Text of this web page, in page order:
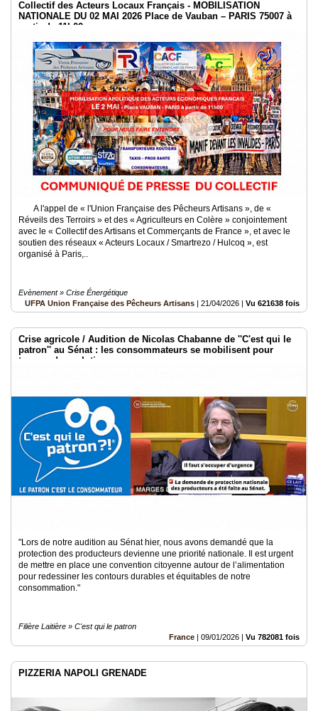
Collectif des Acteurs Locaux Français - MOBILISATION
NATIONALE DU 02 MAI 2026 Place de Vauban – PARIS 75007 à
partir de 11h00
A l'appel de « l'Union Française des Pêcheurs Artisans », de «
Réveils des Terroirs » et des « Agriculteurs en Colère » conjointement
avec le « Collectif des Artisans et Commerçants de France », et avec le
soutien des réseaux « Acteurs Locaux / Smartrezo / Hulcoq », est
organisé à Paris,..
Evènement » Crise Énergétique
UFPA Union Française des Pêcheurs Artisans | 21/04/2026 | Vu 621638 fois
Crise agricole / Audition de Nicolas Chabanne de ''C'est qui le
patron'' au Sénat : les consommateurs se mobilisent pour
trouver des solutions
"Lors de notre audition au Sénat hier, nous avons demandé que la
protection des producteurs devienne une priorité nationale. Il est urgent
de mettre en place une convention citoyenne autour de l’alimentation
pour redessiner les contours durables et équitables de notre
consommation."
Filière Laitière » C'est qui le patron
France | 09/01/2026 | Vu 782081 fois
PIZZERIA NAPOLI GRENADE